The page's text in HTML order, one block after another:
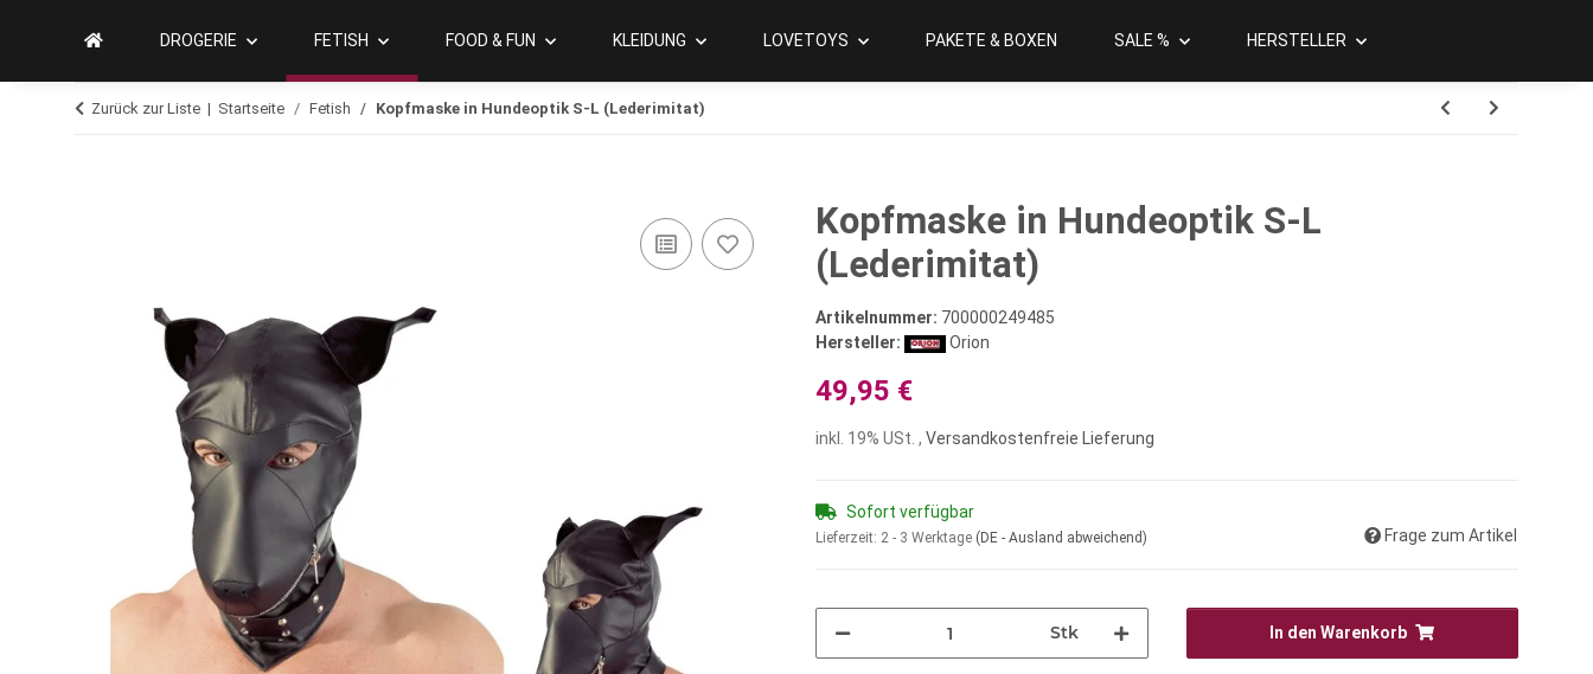
DROGERIE FETISH FOOD & FUN KLEIDUNG LOVETOYS PAKETE & BOXEN SALE % HERSTELLER
Zurück zur Liste Startseite Fetish Kopfmaske in Hundeoptik S-L (Lederimitat)
Kopfmaske in Hundeoptik S-L
(Lederimitat)
Artikelnummer: 700000249485
Hersteller:
Orion
49,95 €
inkl. 19% USt. , Versandkostenfreie Lieferung
Sofort verfügbar
Lieferzeit: 2 - 3 Werktage (DE - Ausland abweichend) Frage zum Artikel
Stk In den Warenkorb